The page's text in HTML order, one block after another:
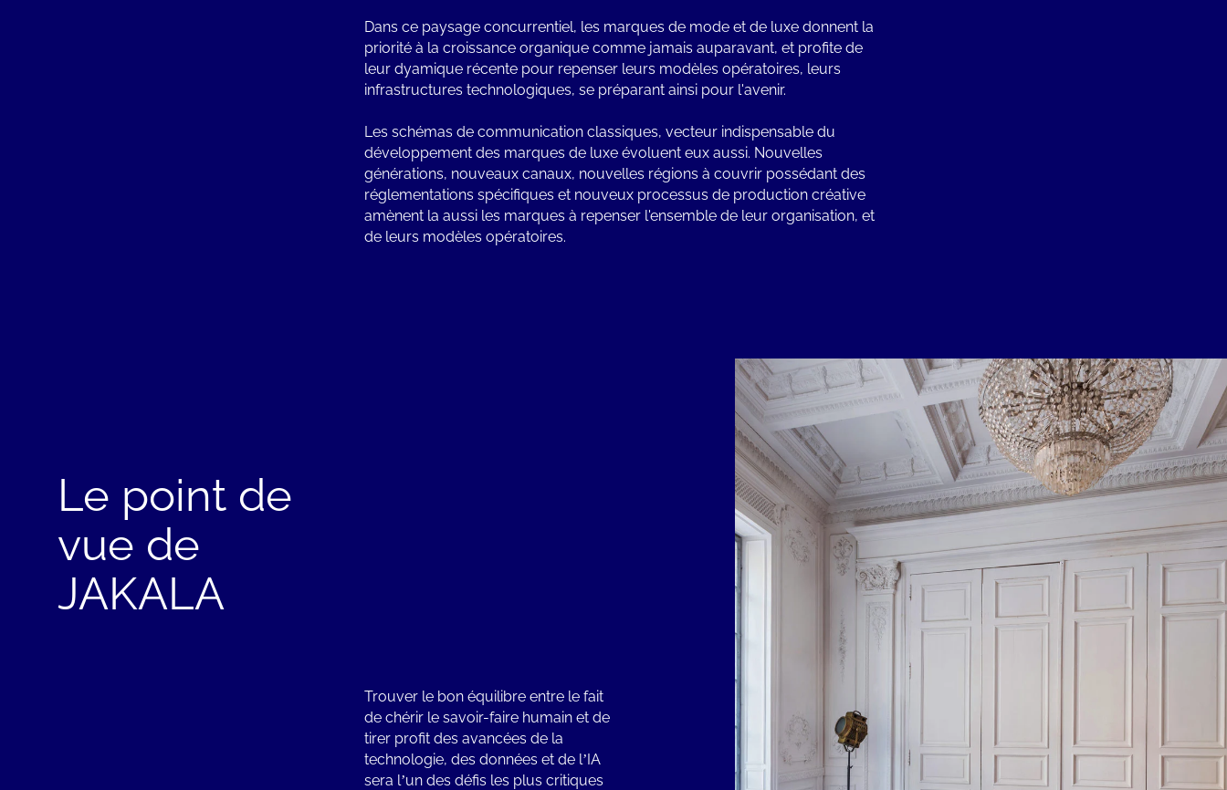
Dans ce paysage concurrentiel, les marques de mode et de luxe donnent la
priorité à la croissance organique comme jamais auparavant, et profite de
leur dyamique récente pour repenser leurs modèles opératoires, leurs
infrastructures technologiques, se préparant ainsi pour l'avenir.
Les schémas de communication classiques, vecteur indispensable du
développement des marques de luxe évoluent eux aussi. Nouvelles
générations, nouveaux canaux, nouvelles régions à couvrir possédant des
réglementations spécifiques et nouveux processus de production créative
amènent la aussi les marques à repenser l'ensemble de leur organisation, et
de leurs modèles opératoires.
Le point de
vue de
JAKALA
Trouver le bon équilibre entre le fait
de chérir le savoir-faire humain et de
tirer profit des avancées de la
technologie, des données et de l’IA
sera l’un des défis les plus critiques